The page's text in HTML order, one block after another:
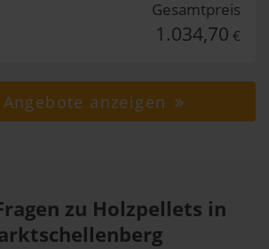
Gesamtpreis
1.034,70 €
anzeigen
zu Holzpellets in